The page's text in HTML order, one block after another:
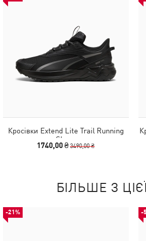
Кросівки Extend Lite Trail Running
Shoes
1740,00 ₴3490,00 ₴
БІЛЬШЕ З
-21% -